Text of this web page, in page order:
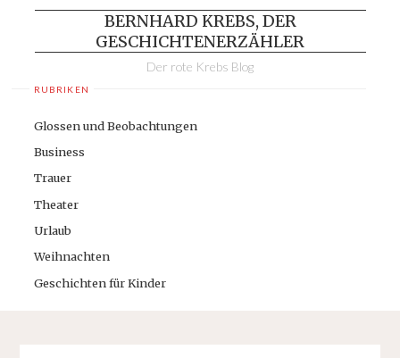
BERNHARD KREBS, DER
GESCHICHTENERZÄHLER
Der rote Krebs Blog
RUBRIKEN
Glossen und Beobachtungen
Business
Trauer
Theater
Urlaub
Weihnachten
Geschichten für Kinder